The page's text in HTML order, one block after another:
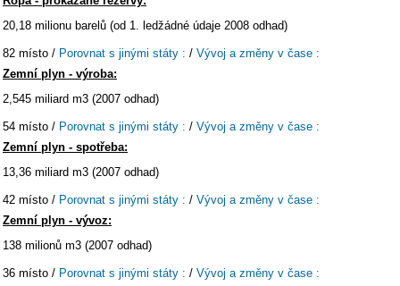
20,18 milionu barelů (od 1. ledžádné údaje 2008 odhad)
82 místo / Porovnat s jinými státy : / Vývoj a změny v čase :
Zemní plyn - výroba:
2,545 miliard m3 (2007 odhad)
54 místo / Porovnat s jinými státy : / Vývoj a změny v čase :
Zemní plyn - spotřeba:
13,36 miliard m3 (2007 odhad)
42 místo / Porovnat s jinými státy : / Vývoj a změny v čase :
Zemní plyn - vývoz:
138 milionů m3 (2007 odhad)
36 místo / Porovnat s jinými státy : / Vývoj a změny v čase :